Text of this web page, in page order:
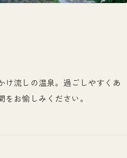
け流しの温泉。過ごしやすくあ
お愉しみください。